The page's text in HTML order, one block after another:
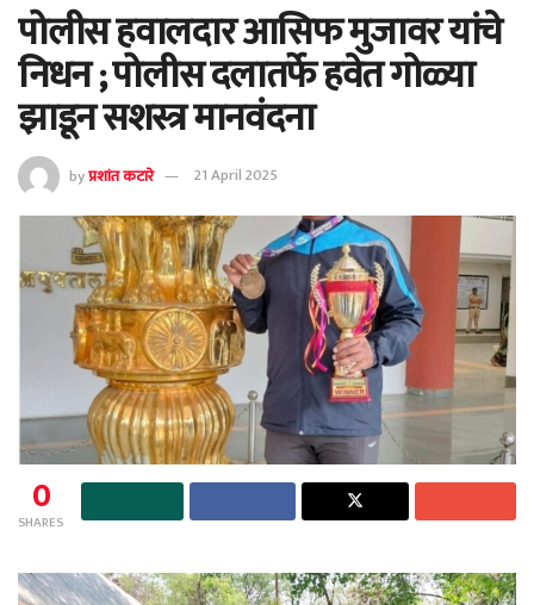
पोलीस हवालदार आसिफ मुजावर यांचे
निधन ; पोलीस दलातर्फे हवेत गोळ्या
झाडून सशस्त्र मानवंदना
byप्रशांत कटारे 21 April 2025
0
SHARES